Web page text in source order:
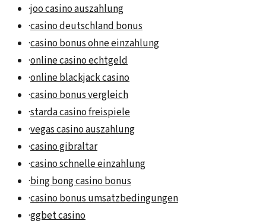
·joo casino auszahlung
·casino deutschland bonus
·casino bonus ohne einzahlung
·online casino echtgeld
·online blackjack casino
·casino bonus vergleich
·starda casino freispiele
·vegas casino auszahlung
·casino gibraltar
·casino schnelle einzahlung
·bing bong casino bonus
·casino bonus umsatzbedingungen
·ggbet casino